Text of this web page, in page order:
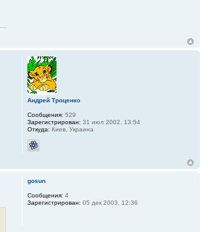
Андрей Троценко
Сообщения: 529
Зарегистрирован: 31 июл 2002, 13:54
Откуда: Киев, Украина
gosun
Сообщения: 4
Зарегистрирован: 05 дек 2003, 12:36